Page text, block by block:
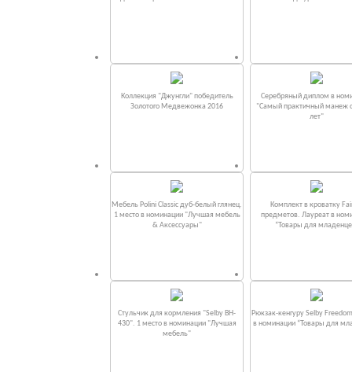
Коллекция "Джунгли" победитель
Золотого Медвежонка 2016
Серебряный диплом в
"Самый практичный манеж
лет"
Мебель Polini Classic дуб-белый глянец.
1 место в номинации "Лучшая мебель
& Аксессуары"
Комплект в кроватку
предметов. Лауреат в
“Товары для
Стульчик для кормления "Selby BH-
430". 1 место в номинации "Лучшая
мебель"
Рюкзак-кенгуру Selby
в номинации “Товары для